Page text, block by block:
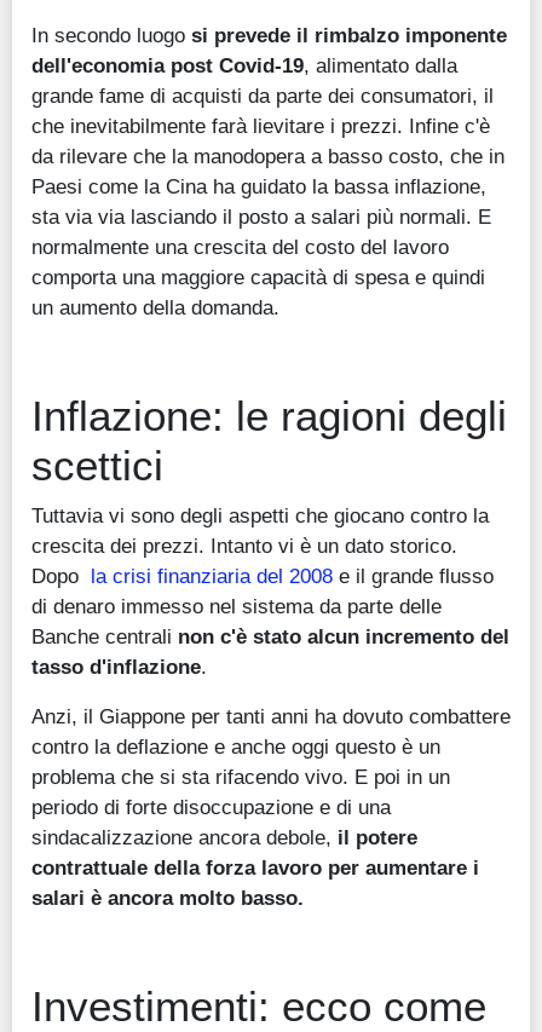
In secondo luogo si prevede il rimbalzo imponente
dell'economia post Covid-19, alimentato dalla
grande fame di acquisti da parte dei consumatori, il
che inevitabilmente farà lievitare i prezzi. Infine c'è
da rilevare che la manodopera a basso costo, che in
Paesi come la Cina ha guidato la bassa inflazione,
sta via via lasciando il posto a salari più normali. E
normalmente una crescita del costo del lavoro
comporta una maggiore capacità di spesa e quindi
un aumento della domanda.
Inflazione: le ragioni degli
scettici
Tuttavia vi sono degli aspetti che giocano contro la
crescita dei prezzi. Intanto vi è un dato storico.
Dopo la crisi finanziaria del 2008 e il grande flusso
di denaro immesso nel sistema da parte delle
Banche centrali non c'è stato alcun incremento del
tasso d'inflazione.
Anzi, il Giappone per tanti anni ha dovuto combattere
contro la deflazione e anche oggi questo è un
problema che si sta rifacendo vivo. E poi in un
periodo di forte disoccupazione e di una
sindacalizzazione ancora debole, il potere
contrattuale della forza lavoro per aumentare i
salari è ancora molto basso.
Investimenti: ecco come